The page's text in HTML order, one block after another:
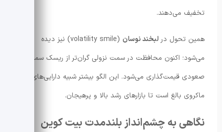
تخفیف می‌دهند.
همین تحول در لبخند نوسان
(volatility smile) نیز دیده
می‌شود؛ اکنون محافظت در سمت نزولی گران‌تر از ریسک سمت
صعودی قیمت‌گذاری می‌شود. این الگو بیشتر شبیه دارایی‌های
ماکروی بالغ است تا بازارهای رشد بالا و پرهیجان.
نگاهی به چشم‌انداز بلندمدت بیت کوین